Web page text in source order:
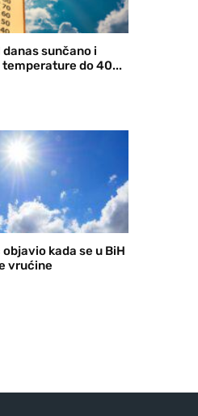
danas sunčano i
do 40...
kada se u BiH
vrućine